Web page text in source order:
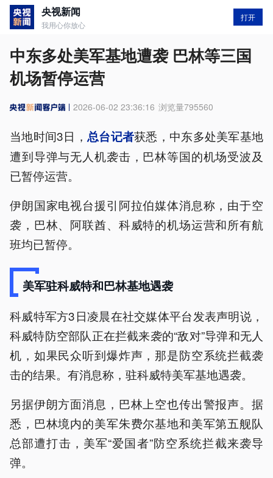
央视新闻
我用心你放心
打开
中东多处美军基地遭袭 巴林等三国
机场暂停运营
2026-06-02 23:36:16 浏览量795560
当地时间3日， 总台记者获悉，中东多处美军基地
遭到导弹与无人机袭击，巴林等国的机场受波及
已暂停运营。
伊朗国家电视台援引阿拉伯媒体消息称，由于空
袭，巴林、阿联酋、科威特的机场运营和所有航
班均已暂停。
美军驻科威特和巴林基地遇袭
科威特军方3日凌晨在社交媒体平台发表声明说，
科威特防空部队正在拦截来袭的“敌对”导弹和无人
机，如果民众听到爆炸声，那是防空系统拦截袭
击的结果。有消息称，驻科威特美军基地遇袭。
另据伊朗方面消息，巴林上空也传出警报声。据
悉，巴林境内的美军朱费尔基地和美军第五舰队
总部遭打击，美军“爱国者”防空系统拦截来袭导
弹。